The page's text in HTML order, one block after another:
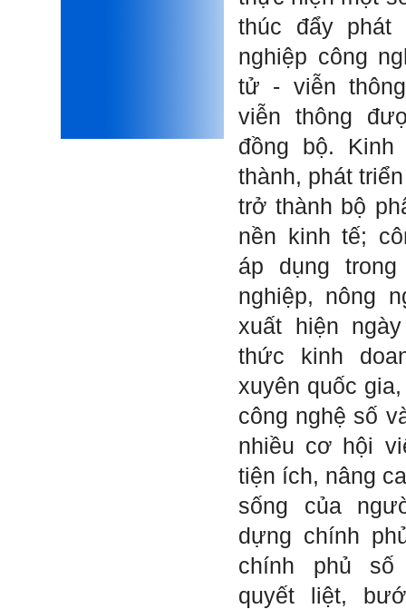
thúc đẩy phát
nghiệp công
tử - viễn
viễn thông
đồng bộ.
thành, phát
trở thành bộ
nền kinh tế;
áp dụng
nghiệp, nông
xuất hiện
thức kinh
xuyên quốc
công nghệ số
nhiều cơ hội
tiện ích, nâng
sống của
dựng chính
chính phủ
quyết liệt,